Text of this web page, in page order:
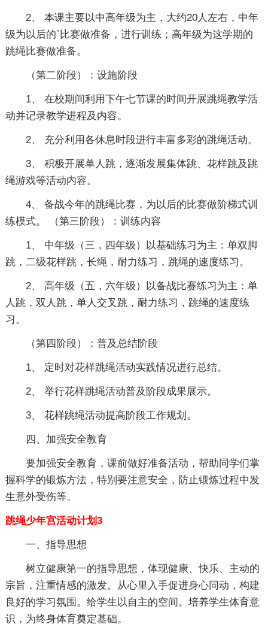
2、 本课主要以中高年级为主，大约20人左右，中年
级为以后的`比赛做准备，进行训练；高年级为这学期的
跳绳比赛做准备。
（第二阶段）：设施阶段
1、 在校期间利用下午七节课的时间开展跳绳教学活
动并记录教学进程及内容。
2、 充分利用各休息时段进行丰富多彩的跳绳活动。
3、 积极开展单人跳，逐渐发展集体跳、花样跳及跳
绳游戏等活动内容。
4、 备战今年的跳绳比赛，为以后的比赛做阶梯式训
练模式。 （第三阶段）：训练内容
1、 中年级（三，四年级）以基础练习为主：单双脚
跳，二级花样跳，长绳，耐力练习，跳绳的速度练习。
2、 高年级（五，六年级）以备战比赛练习为主：单
人跳，双人跳，单人交叉跳，耐力练习，跳绳的速度练
习。
（第四阶段）：普及总结阶段
1、 定时对花样跳绳活动实践情况进行总结。
2、 举行花样跳绳活动普及阶段成果展示。
3、 花样跳绳活动提高阶段工作规划。
四、加强安全教育
要加强安全教育，课前做好准备活动，帮助同学们掌
握科学的锻炼方法，特别要注意安全，防止锻炼过程中发
生意外受伤等。
跳绳少年宫活动计划3
一、指导思想
树立健康第一的指导思想，体现健康、快乐、主动的
宗旨，注重情感的激发。从心里入手促进身心同动，构建
良好的学习氛围。给学生以自主的空间。培养学生体育意
识，为终身体育奠定基础。